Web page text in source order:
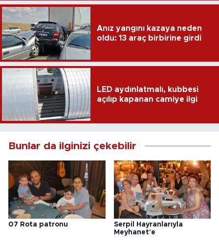
Anız yangını kazaya neden
oldu: 13 araç birbirine girdi
LED aydınlatmalı, kubbesi
açılıp kapanan camiye ilgi
Bunlar da ilginizi çekebilir
07 Rota patronu
Serpil Hayranlarıyla
Meyhanet'e